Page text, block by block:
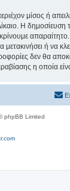
μίσος ή
Η
ή να
δεν θα
η οποία
phpBB Limited